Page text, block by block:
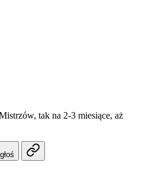
tak na 2-3 miesiące, aż